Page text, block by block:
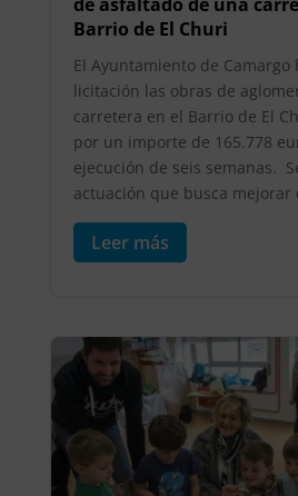
Barrio de El Churi
El Ayuntamiento de Camargo
licitación las obras de
carretera en el Barrio de El
por un importe de 165.778
ejecución de seis semanas.
actuación que busca mejorar
Leer más